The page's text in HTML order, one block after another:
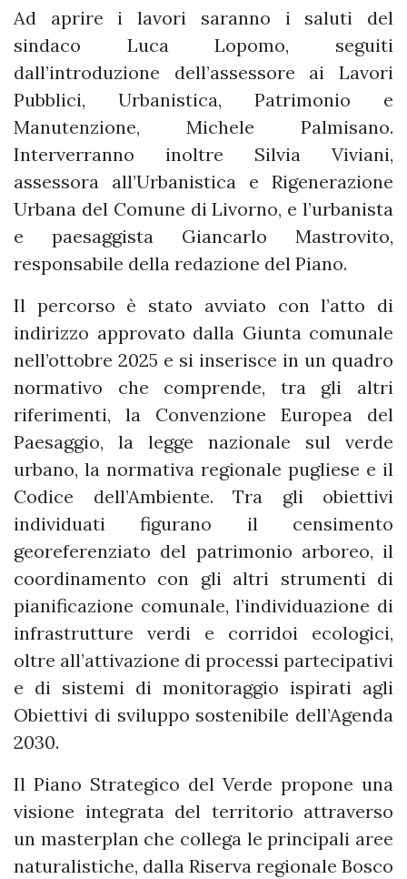
Ad aprire i lavori saranno i saluti del
sindaco Luca Lopomo, seguiti
dall’introduzione dell’assessore ai Lavori
Pubblici, Urbanistica, Patrimonio e
Manutenzione, Michele Palmisano.
Interverranno inoltre Silvia Viviani,
assessora all’Urbanistica e Rigenerazione
Urbana del Comune di Livorno, e l’urbanista
e paesaggista Giancarlo Mastrovito,
responsabile della redazione del Piano.
Il percorso è stato avviato con l’atto di
indirizzo approvato dalla Giunta comunale
nell’ottobre 2025 e si inserisce in un quadro
normativo che comprende, tra gli altri
riferimenti, la Convenzione Europea del
Paesaggio, la legge nazionale sul verde
urbano, la normativa regionale pugliese e il
Codice dell’Ambiente. Tra gli obiettivi
individuati figurano il censimento
georeferenziato del patrimonio arboreo, il
coordinamento con gli altri strumenti di
pianificazione comunale, l’individuazione di
infrastrutture verdi e corridoi ecologici,
oltre all’attivazione di processi partecipativi
e di sistemi di monitoraggio ispirati agli
Obiettivi di sviluppo sostenibile dell’Agenda
2030.
Il Piano Strategico del Verde propone una
visione integrata del territorio attraverso
un masterplan che collega le principali aree
naturalistiche, dalla Riserva regionale Bosco